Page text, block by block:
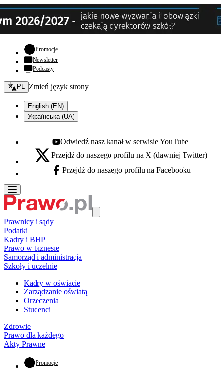
Promocje- otwiera się w nowej karcie
Newsletter
Podcasty
Zmień język - bieżący:
PL Zmień język strony
English (EN)
Українська (UA)
Youtube - otwiera się w nowej karcie
Odwiedź nasz kanał w serwisie YouTube
X - otwiera się w nowej karcie
Przejdź do naszego profilu na X (dawniej Twitter)
Facebook - otwiera się w nowej karcie
Przejdź do naszego profilu na Facebooku
Prawnicy i sądy
Podatki
Kadry i BHP
Prawo w biznesie
Samorząd i administracja
Szkoły i uczelnie
Kadry w oświacie
Zarządzanie oświatą
Orzeczenia
Studenci
Zdrowie
Prawo dla każdego
Akty Prawne
Promocje- otwiera się w nowej karcie